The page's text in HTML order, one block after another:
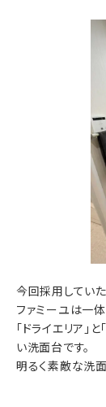
今回採用していた
ファミーユは一
「ドライエリア」
い洗面台です。
明るく素敵な洗